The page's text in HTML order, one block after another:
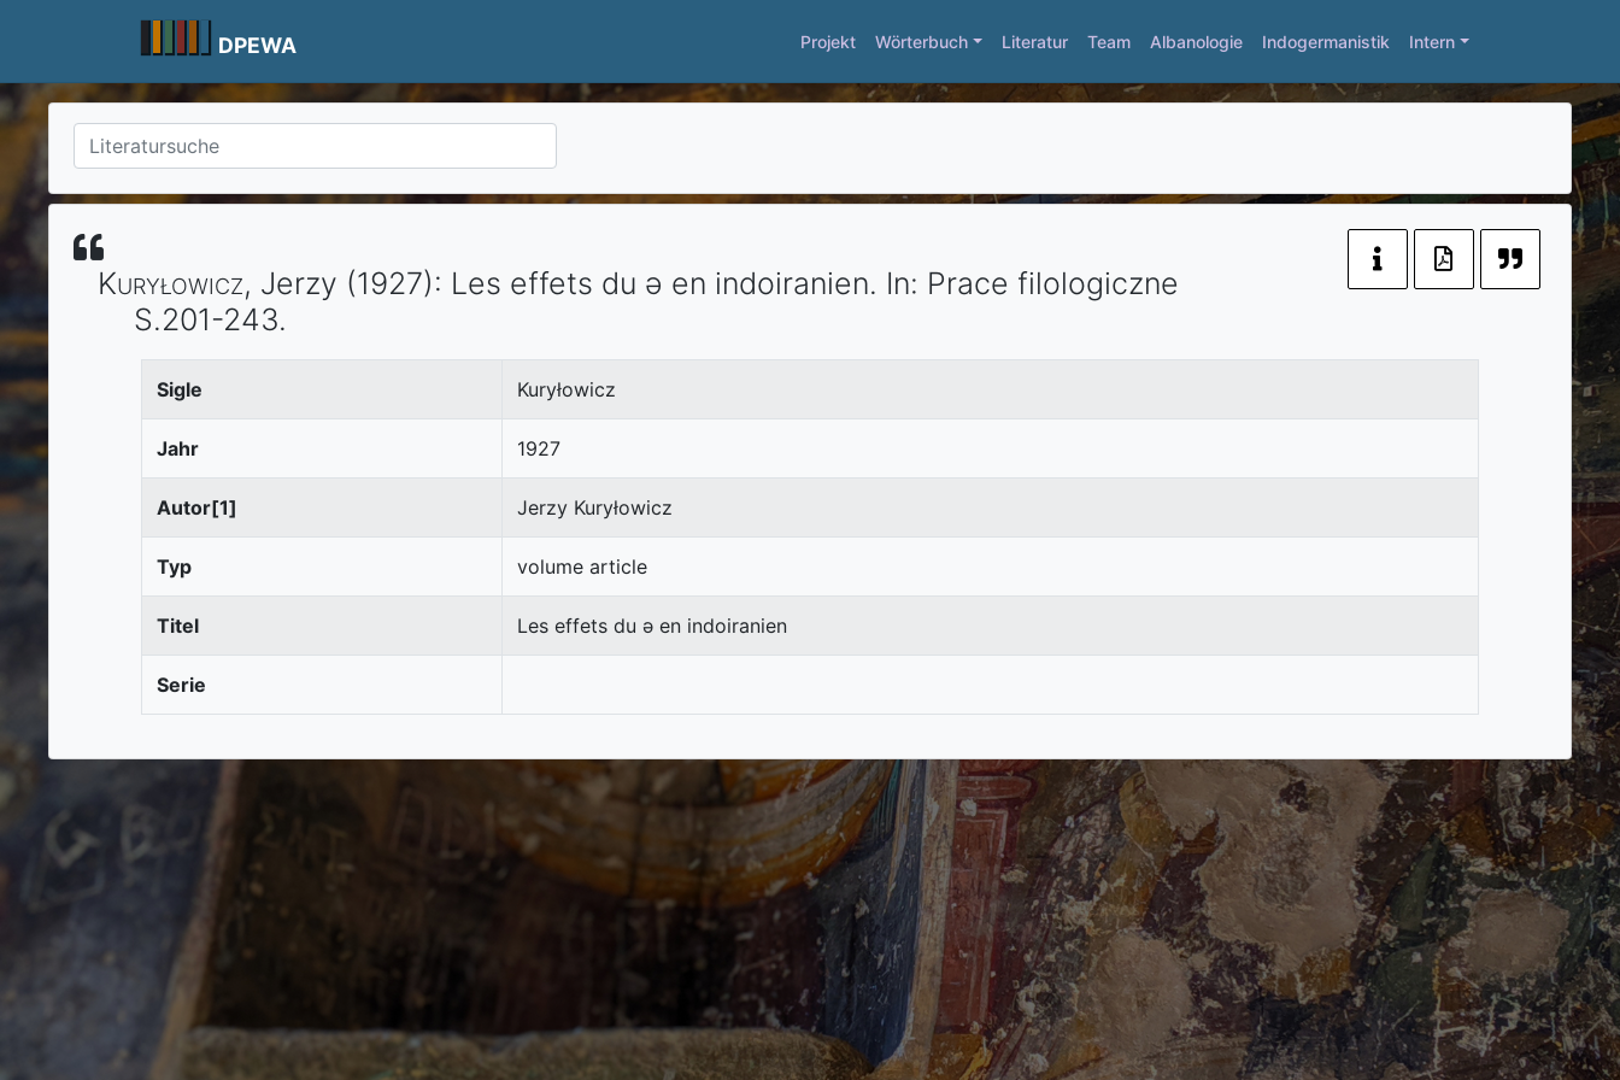
DPEWA Projekt Wörterbuch Literatur Team Albanologie Indogermanistik Intern
Kuryłowicz, Jerzy (1927): Les effets du ǝ en indoiranien. In: Prace filologiczne
S.201-243.
Sigle Kuryłowicz
Jahr 1927
Autor[1] Jerzy Kuryłowicz
Typ volume article
Titel Les effets du ǝ en indoiranien
Serie